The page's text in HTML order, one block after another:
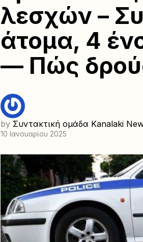
λεσχών –
άτομα, 4
— Πώς
by Συντακτική ομάδα Kanalaki
10 Ιανουαρίου 2025